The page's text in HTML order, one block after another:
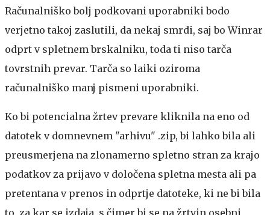
Računalniško bolj podkovani uporabniki bodo
verjetno takoj zaslutili, da nekaj smrdi, saj bo Winrar
odprt v spletnem brskalniku, toda ti niso tarča
tovrstnih prevar. Tarča so laiki oziroma
računalniško manj pismeni uporabniki.
Ko bi potencialna žrtev prevare kliknila na eno od
datotek v domnevnem "arhivu" .zip, bi lahko bila ali
preusmerjena na zlonamerno spletno stran za krajo
podatkov za prijavo v določena spletna mesta ali pa
pretentana v prenos in odprtje datoteke, ki ne bi bila
to, za kar se izdaja, s čimer bi se na žrtvin osebni